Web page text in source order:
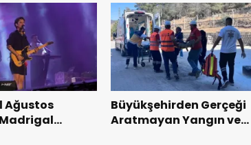
Ağustos
Madrigal
Büyükşehirden Gerçeği
Aratmayan Yangın ve